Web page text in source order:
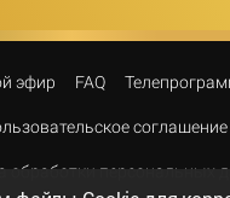
эфир FAQ
соглашение
обработки персональных